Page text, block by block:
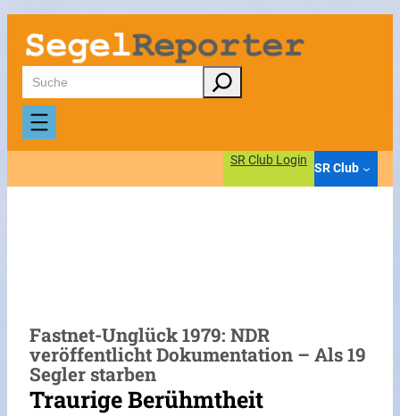
Zum
Inhalt
springen
Suchen
SR Club Login
SR Club
Fastnet-Unglück 1979: NDR
veröffentlicht Dokumentation – Als 19
Segler starben
Traurige Berühmtheit